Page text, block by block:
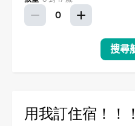
用我訂住宿！！！